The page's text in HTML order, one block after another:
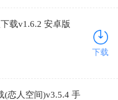
载v1.6.2 安卓版
下载
(恋人空间)v3.5.4 手